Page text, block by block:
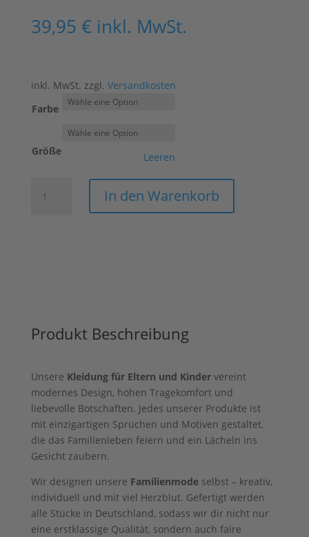
39,95 € inkl. MwSt.
inkl. MwSt. zzgl. Versandkosten
Farbe
Größe Leeren
Beautiful
In den Warenkorb
Produkt Beschreibung
Unsere Kleidung für Eltern und Kindervereint
modernes Design, hohen Tragekomfort und
liebevolle Botschaften. Jedes unserer Produkte ist
mit einzigartigen Sprüchen und Motiven gestaltet,
die das Familienleben feiern und ein Lächeln ins
Gesicht zaubern.
Wir designen unsere Familienmodeselbst – kreativ,
individuell und mit viel Herzblut. Gefertigt werden
alle Stücke in Deutschland, sodass wir dir nicht nur
eine erstklassige Qualität, sondern auch faire